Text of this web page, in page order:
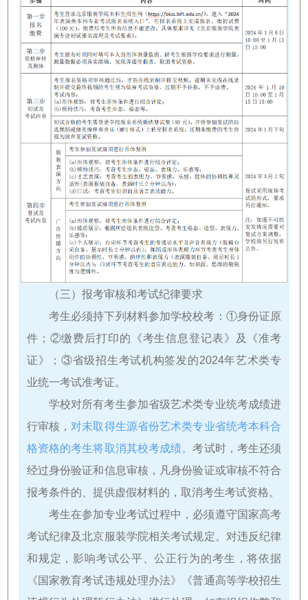
（三）报考审核和考试纪律要求
考生必须持下列材料参加学校校考：①身份证原
件；②缴费后打印的《考生信息登记表》及《准考
证》；③省级招生考试机构签发的2024年艺术类专
业统一考试准考证。
学校对所有考生参加省级艺术类专业统考成绩进
行审核， 对未取得生源省份艺术类专业省统考本科合
格资格的考生将取消其校考成绩。考试时，考生还须
经过身份验证和信息审核，凡身份验证或审核不符合
报考条件的、提供虚假材料的，取消考生考试资格。
考生在参加专业考试过程中，必须遵守国家高考
考试纪律及北京服装学院相关考试规定。对违反纪律
和规定，影响考试公平、公正行为的考生，将依据
《国家教育考试违规处理办法》《普通高等学校招生